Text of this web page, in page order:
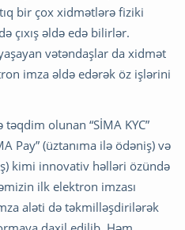
bir çox xidmətlərə fiziki
çıxış əldə edə bilirlər.
vətəndaşlar da xidmət
imza əldə edərək öz işlərini
olunan “SİMA KYC”
Pay” (üztanıma ilə ödəniş) və
kimi innovativ həlləri özündə
ilk elektron imzası
aləti də təkmilləşdirilərək